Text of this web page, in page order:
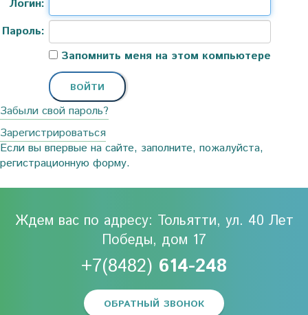
Логин:
Пароль:
Запомнить меня на этом компьютере
Забыли свой пароль?
Зарегистрироваться
Если вы впервые на сайте, заполните, пожалуйста,
регистрационную форму.
Ждем вас по адресу: Тольятти, ул. 40 Лет
Победы, дом 17
+7(8482) 614-248
ОБРАТНЫЙ ЗВОНОК